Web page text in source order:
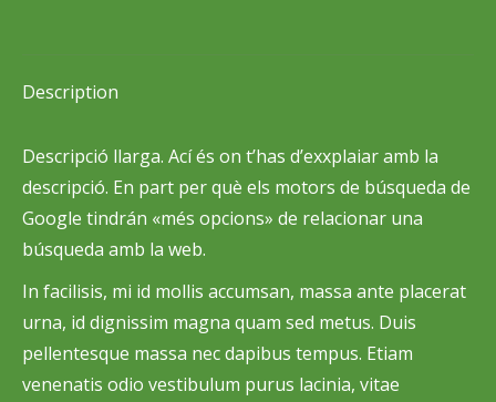
Description
Descripció llarga. Ací és on t’has d’exxplaiar amb la
descripció. En part per què els motors de búsqueda de
Google tindrán «més opcions» de relacionar una
búsqueda amb la web.
In facilisis, mi id mollis accumsan, massa ante placerat
urna, id dignissim magna quam sed metus. Duis
pellentesque massa nec dapibus tempus. Etiam
venenatis odio vestibulum purus lacinia, vitae